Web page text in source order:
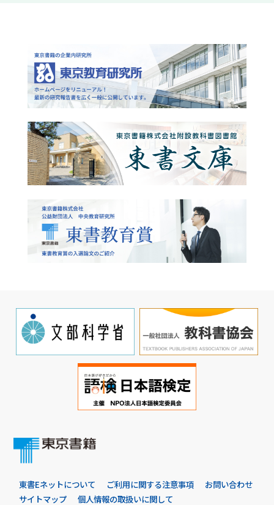
東書Eネットについて ご利用に関する注意事項
お問い合わせ
サイトマップ
個人情報の取扱いに関して